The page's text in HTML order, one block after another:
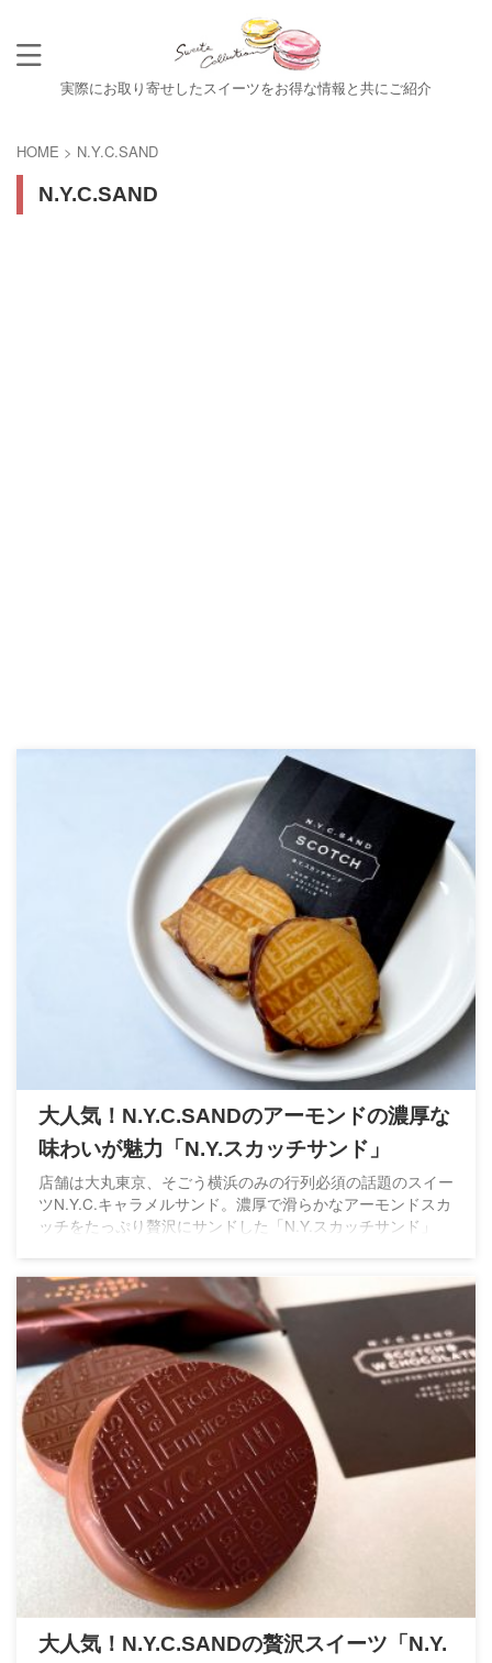
実際にお取り寄せしたスイーツをお得な情報と共にご紹介
HOME > N.Y.C.SAND
N.Y.C.SAND
大人気！N.Y.C.SANDのアーモンドの濃厚な
味わいが魅力「N.Y.スカッチサンド」
店舗は大丸東京、そごう横浜のみの行列必須の話題のスイー
ツN.Y.C.キャラメルサンド。濃厚で滑らかなアーモンドスカ
ッチをたっぷり贅沢にサンドした「N.Y.スカッチサンド」
大人気！N.Y.C.SANDの贅沢スイーツ「N.Y.